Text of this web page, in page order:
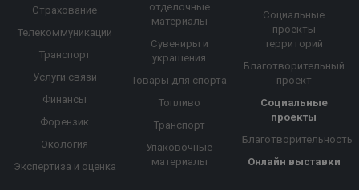
Страхование
Телекоммуникации
Транспорт
Услуги связи
Финансы
Форензик
Экология
Экспертиза и оценка
отделочные
материалы
Сувениры и
украшения
Товары для спорта
Топливо
Транспорт
Упаковочные
материалы
Социальные
проекты
территорий
Благотворительный
проект
Социальные
проекты
Благотворительность
Онлайн выставки